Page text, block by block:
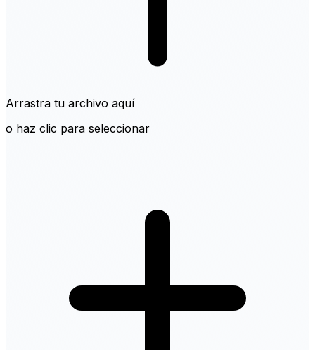
Arrastra tu archivo aquí
o haz clic para seleccionar